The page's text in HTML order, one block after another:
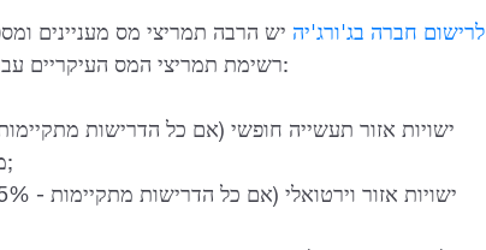
לרישום חברה בג'ורג'יה יש הרבה תמריצי מס מעניינים
רשימת תמריצי המס העיקריים עבור מבנה בינלאומי שאולי אתה כבר מכיר:
משולם מס הכנסה אישי מטעם העובדים);